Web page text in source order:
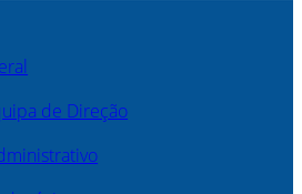
de Direção